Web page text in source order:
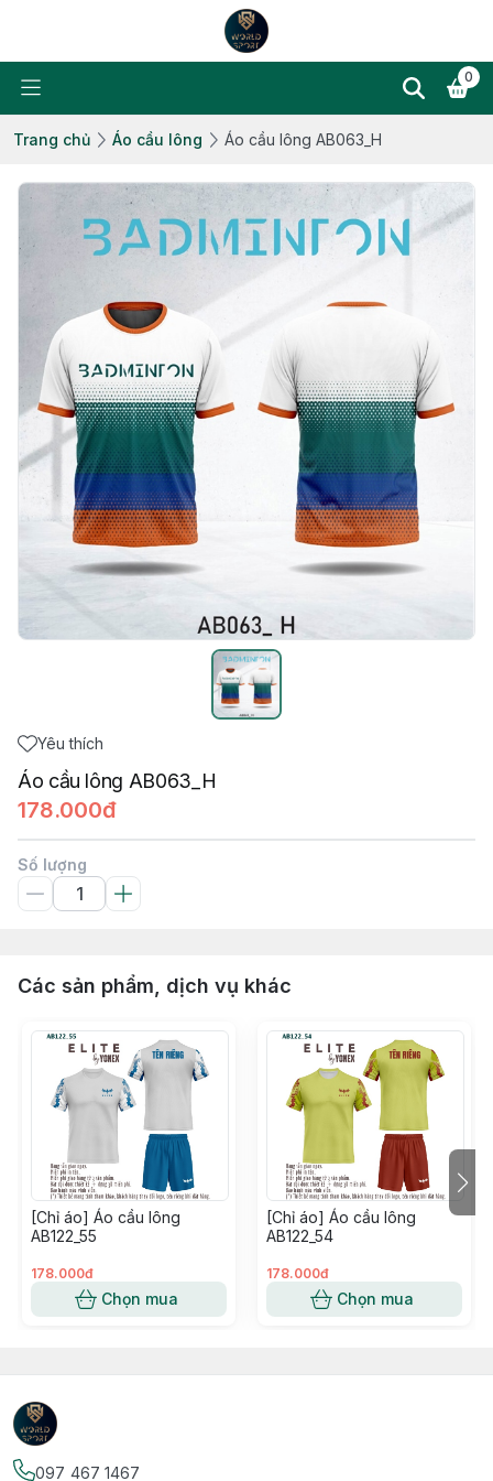
0
Trang chủ Áo cầu lông Áo cầu lông AB063_H
Yêu thích
Áo cầu lông AB063_H
178.000đ
Số lượng
Các sản phẩm, dịch vụ khác
[Chỉ áo] Áo cầu lông
AB122_55
178.000đ
Chọn mua
[Chỉ áo] Áo cầu lông
AB122_54
178.000đ
Chọn mua
097 467 1467